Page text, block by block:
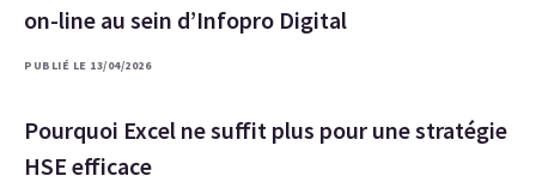
on-line au sein d’Infopro Digital
PUBLIÉ LE 13/04/2026
Pourquoi Excel ne suffit plus pour une stratégie
HSE efficace